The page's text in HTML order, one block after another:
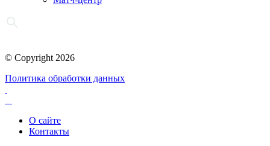
© Copyright 2026
Политика обработки данных
О сайте
Контакты